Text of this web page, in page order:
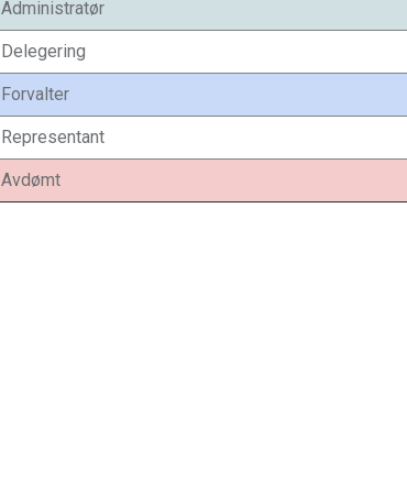
Administratør
Delegering
Forvalter
Representant
Avdømt